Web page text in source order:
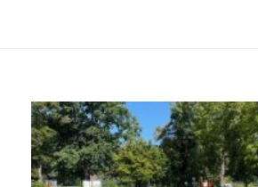
AKTUALITY
FOTOGALERIE
KONTAKTY